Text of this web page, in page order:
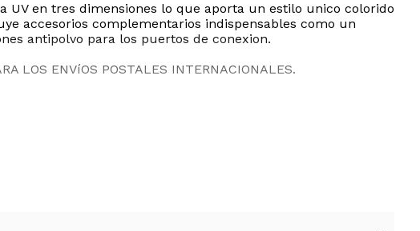
en tres dimensiones lo que aporta un estilo unico colorido
accesorios complementarios indispensables como un
antipolvo para los puertos de conexion.
LOS ENVíOS POSTALES INTERNACIONALES.